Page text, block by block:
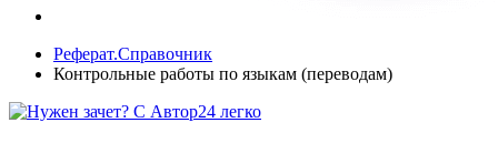
Реферат.Справочник
Контрольные работы по языкам (переводам)